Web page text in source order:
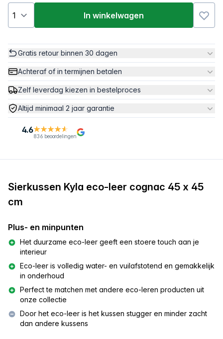
In winkelwagen
Gratis retour binnen 30 dagen
Achteraf of in termijnen betalen
Zelf leverdag kiezen in bestelproces
Altijd minimaal 2 jaar garantie
4.6
836 beoordelingen
Sierkussen Kyla eco-leer cognac 45 x 45
cm
Plus- en minpunten
Het duurzame eco-leer geeft een stoere touch aan je
interieur
Eco-leer is volledig water- en vuilafstotend en gemakkelijk
in onderhoud
Perfect te matchen met andere eco-leren producten uit
onze collectie
Door het eco-leer is het kussen stugger en minder zacht
dan andere kussens